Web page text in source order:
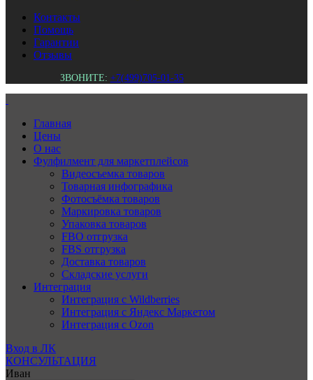
Контакты
Помощь
Гарантии
Отзывы
ЗВОНИТЕ: +7(499)705-01-35
Главная
Цены
О нас
Фулфилмент для маркетплейсов
Видеосъемка товаров
Товарная инфографика
Фотосъёмка товаров
Маркировка товаров
Упаковка товаров
FBO отгрузка
FBS отгрузка
Доставка товаров
Складские услуги
Интеграция
Интеграция с Wildberries
Интеграция с Яндекс Маркетом
Интеграция с Ozon
Вход в ЛК
КОНСУЛЬТАЦИЯ
Иван